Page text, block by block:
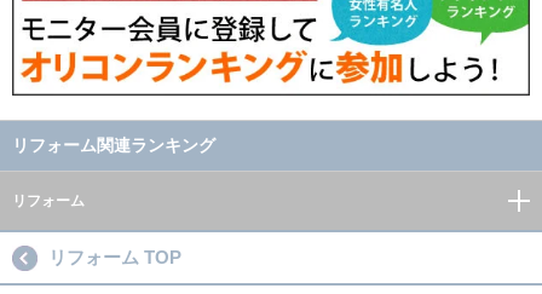
リフォーム関連ランキング
リフォーム
リフォーム TOP